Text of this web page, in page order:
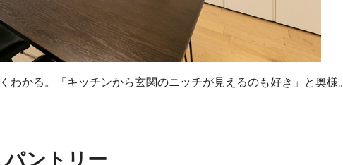
かる。「キッチンから玄関のニッチが見えるのも好き」と奥様。
パントリー